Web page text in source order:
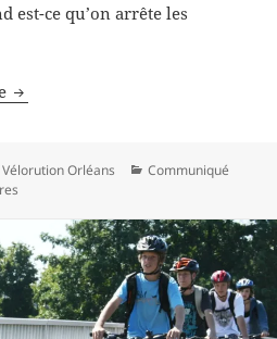
est-ce qu’on arrête les
Urbanisme : Serge Grouard
Orléans Catégories
Communiqué